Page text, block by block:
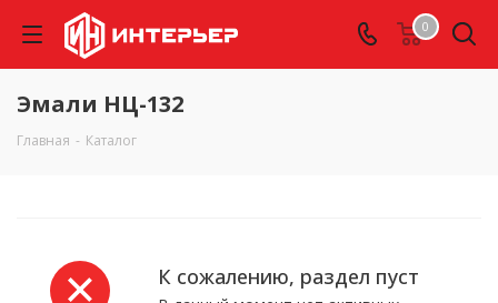
0
Эмали НЦ-132
Главная - Каталог
К сожалению, раздел пуст